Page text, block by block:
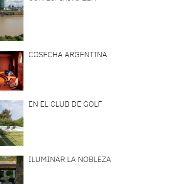
COSECHA ARGENTINA
EN EL CLUB DE GOLF
ILUMINAR LA NOBLEZA